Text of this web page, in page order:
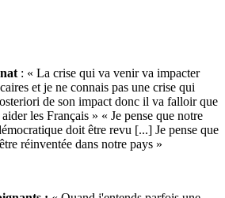
: « La crise qui va venir va impacter
et je ne connais pas une crise qui
de son impact donc il va falloir que
les Français » « Je pense que notre
doit être revu [...] Je pense que
réinventée dans notre pays »